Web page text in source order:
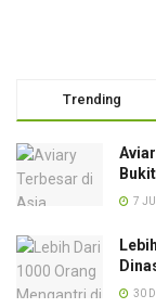
Trending
7
30